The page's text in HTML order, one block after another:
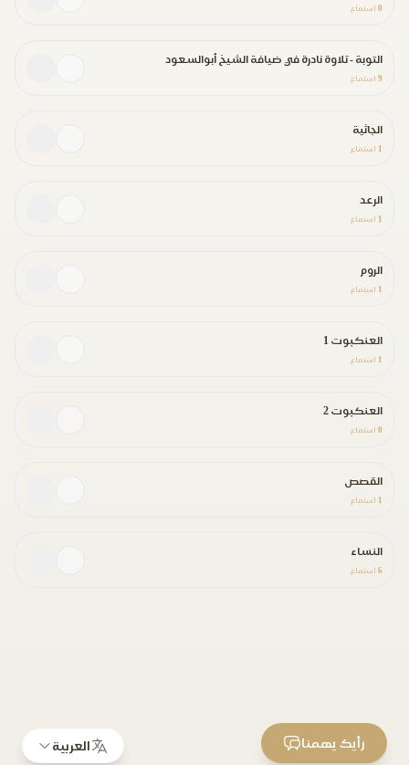
0 استماع
التوبة - تلاوة نادرة في ضيافة الشيخ أبوالسعود
9 استماع
الجاثية
1 استماع
الرعد
1 استماع
الروم
1 استماع
العنكبوت 1
1 استماع
العنكبوت 2
0 استماع
القصص
1 استماع
النساء
6 استماع
العربية رأيك يهمنا